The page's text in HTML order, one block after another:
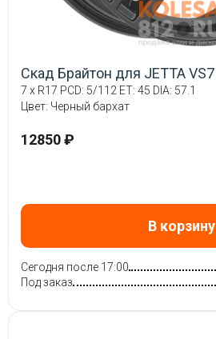
Скад Брайтон для JETTA VS7
7 x R17 PCD: 5/112 ET: 45 DIA: 57.1
Цвет: Черный бархат
12850 ₽
В корзину
Сегодня после 17:00
Под заказ